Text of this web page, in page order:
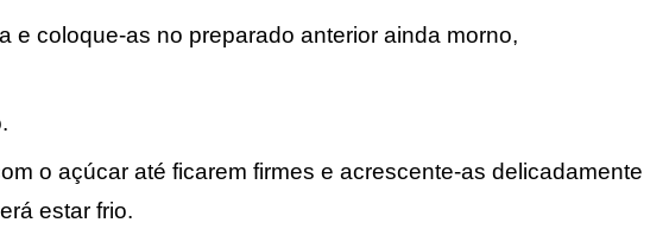
e coloque-as no preparado anterior ainda morno,
o açúcar até ficarem firmes e acrescente-as delicadamente
estar frio.